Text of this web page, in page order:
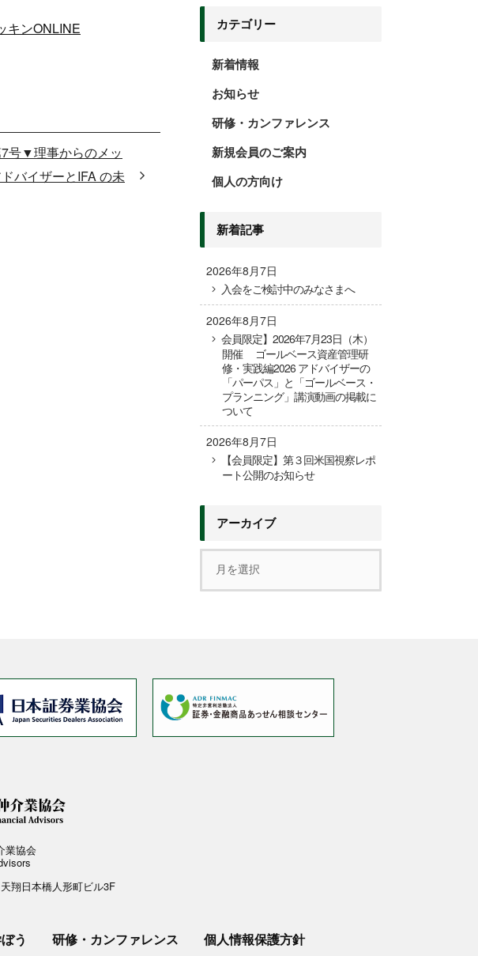
キンONLINE
号▼理事からのメッ
バイザーとIFA の未
カテゴリー
新着情報
お知らせ
研修・カンファレンス
新規会員のご案内
個人の方向け
新着記事
2026年8月7日
入会をご検討中のみなさまへ
2026年8月7日
会員限定】2026年7月23日（木）
開催 ゴールベース資産管理研
修・実践編2026 アドバイザーの
「パーパス」と「ゴールベース・
プランニング」講演動画の掲載に
ついて
2026年8月7日
【会員限定】第３回米国視察レポ
ート公開のお知らせ
アーカイブ
業協会
翔日本橋人形町ビル3F
う 研修・カンファレンス
個人情報保護方針